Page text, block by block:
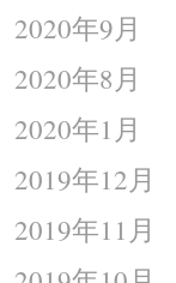
2020年9月
2020年8月
2020年1月
2019年12月
2019年11月